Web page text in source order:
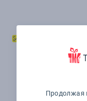
Продолжая